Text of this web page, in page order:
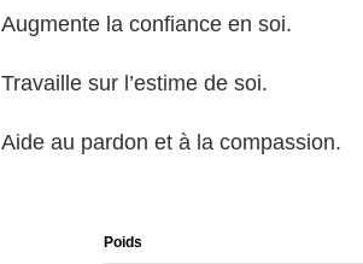
Augmente la confiance en soi.
Travaille sur l’estime de soi.
Aide au pardon et à la compassion.
Poids